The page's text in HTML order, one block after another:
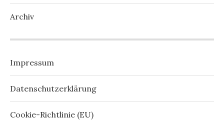
Archiv
Impressum
Datenschutzerklärung
Cookie-Richtlinie (EU)